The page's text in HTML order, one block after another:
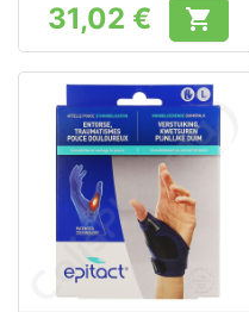
Prix
31,02 € 